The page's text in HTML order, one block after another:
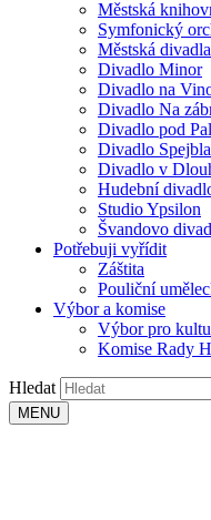
Městská
Symfonický
Městská
Divadlo Minor
Divadlo na
Divadlo Na
Divadlo pod
Divadlo
Divadlo v
Hudební
Studio Ypsilon
Švandovo
Potřebuji vyřídit
Záštita
Pouliční
Výbor a komise
Výbor pro
Komise Rady
Hledat
MENU